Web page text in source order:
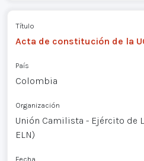
Título
Acta de constitución de la
País
Colombia
Organización
Unión Camilista - Ejército de
ELN)
Fecha